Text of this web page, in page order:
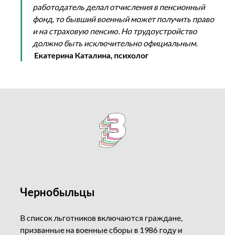
работодатель делал отчисления в пенсионный
фонд, то бывший военный может получить право
и на страховую пенсию. Но трудоустройство
должно быть исключительно официальным.
Екатерина Каталина, психолог
Чернобыльцы
В список льготников включаются граждане,
призванные на военные сборы в 1986 году и